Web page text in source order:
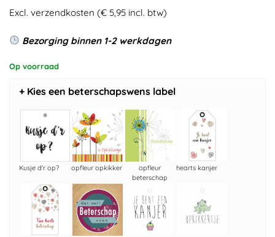
Excl. verzendkosten (€ 5,95 incl. btw)
Bezorging binnen 1-2 werkdagen
Op voorraad
+ Kies een beterschapswens label
Kusje d'r op? opfleur opkikker
opfleur
beterschap
hearts kanjer